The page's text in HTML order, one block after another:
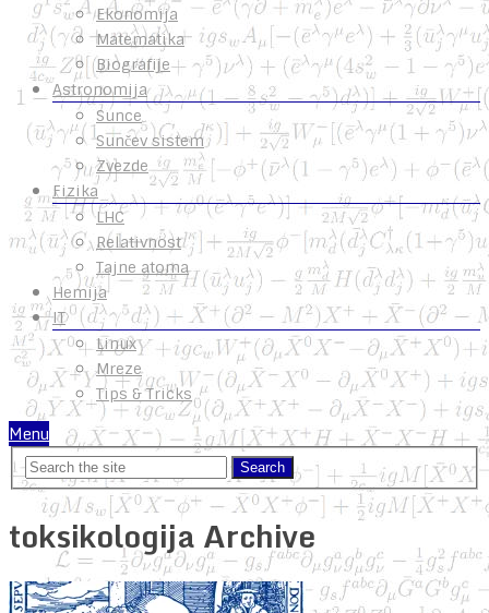
Ekonomija
Matematika
Biografije
Astronomija
Sunce
Sunčev sistem
Zvezde
Fizika
LHC
Relativnost
Tajne atoma
Hemija
IT
Linux
Mreze
Tips & Tricks
Menu
toksikologija Archive